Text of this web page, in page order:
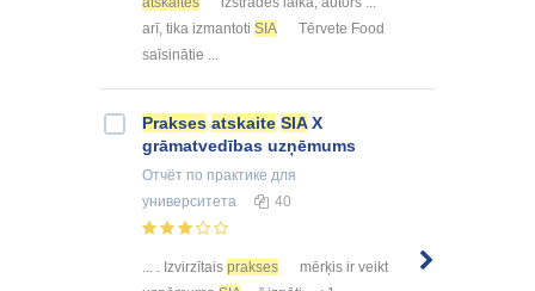
arī, tika izmantoti SIA
Tērvete Food
saīsinātie ...
Prakses atskaite SIAX
grāmatvedības uzņēmums
Отчёт по практике для
университета
40
... . Izvirzītais prakses
mērķis ir veikt